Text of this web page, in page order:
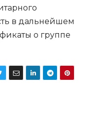
в дальнейшем
о группе